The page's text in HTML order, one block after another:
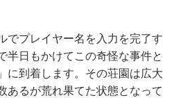
でプレイヤー名を入力を完了す
半日もかけてこの奇怪な事件と
に到着します。その荘園は広大
あるが荒れ果てた状態となって